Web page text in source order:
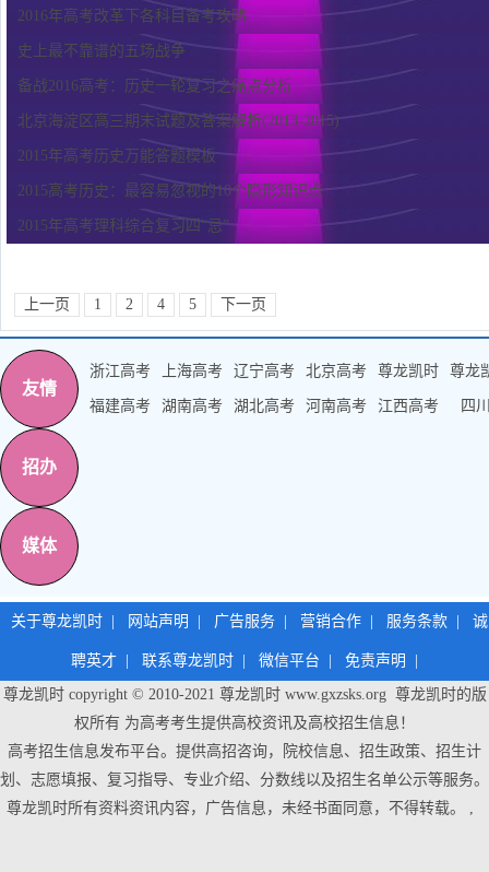
2016年高考改革下各科目备考攻略
史上最不靠谱的五场战争
备战2016高考：历史一轮复习之痛点分析
北京海淀区高三期末试题及答案解析(2013-2015)
2015年高考历史万能答题模板
2015高考历史：最容易忽视的10个隐形知识点
2015年高考理科综合复习四“忌”
上一页 1 2 4 5 下一页
友情
浙江高考 上海高考 辽宁高考 北京高考 尊龙凯时 尊龙
福建高考 湖南高考 湖北高考 河南高考 江西高考 四
招办
媒体
关于尊龙凯时 网站声明 广告服务 营销合作 服务条款 诚
聘英才 联系尊龙凯时 微信平台 免责声明
尊龙凯时 copyright © 2010-2021 尊龙凯时www.gxzsks.org 尊龙凯时的版
权所有 为高考考生提供高校资讯及高校招生信息！
高考招生信息发布平台。提供高招咨询，院校信息、招生政策、招生计
划、志愿填报、复习指导、专业介绍、分数线以及招生名单公示等服务。
尊龙凯时所有资料资讯内容，广告信息，未经书面同意，不得转载。 ,